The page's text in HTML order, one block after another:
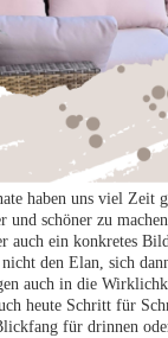
haben uns viel Zeit
und schöner zu
auch ein konkretes
den Elan, sich
auch in die
heute Schritt für
für drinnen